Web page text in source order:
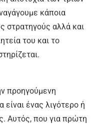
κάποια
στρατηγούς αλλά και
του και το
προηγούμενη
ένας λιγότερο ή
Αυτός, που για πρώτη